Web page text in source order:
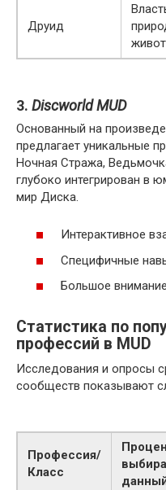
Друид
3. Discworld MUD
Основанный на
предлагает уникальные
Ночная Стража,
глубоко интегрирован в
мир Диска.
Интерактивное
Специфичные
Большое
Статистика по
профессий в MUD
Исследования и опросы
сообществ показывают
Профессия/
Класс